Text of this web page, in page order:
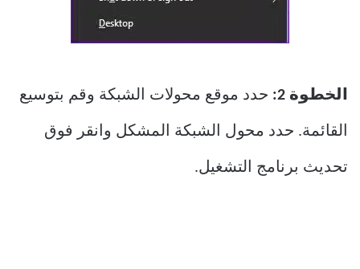
الخطوة 2: حدد موقع محولات الشبكة وقم بتوسيع
القائمة. حدد محول الشبكة المشكل وانقر فوق
تحديث برنامج التشغيل.